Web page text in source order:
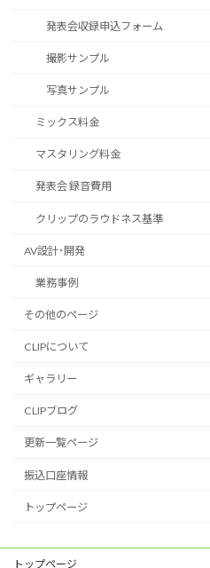
発表会収録申込フォーム
撮影サンプル
写真サンプル
ミックス料金
マスタリング料金
発表会 録音費用
クリップのラウドネス基準
AV設計･開発
業務事例
その他のページ
CLIPについて
ギャラリー
CLIPブログ
更新一覧ページ
振込口座情報
トップページ
トップページ